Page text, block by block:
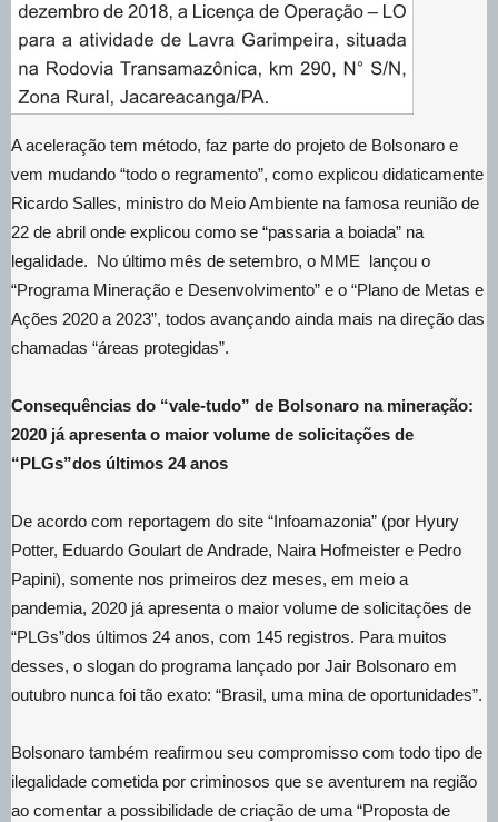
A aceleração tem método, faz parte do projeto de Bolsonaro e
vem mudando “todo o regramento”, como explicou didaticamente
Ricardo Salles, ministro do Meio Ambiente na famosa reunião de
22 de abril onde explicou como se “passaria a boiada” na
legalidade. No último mês de setembro, o MME lançou o
“Programa Mineração e Desenvolvimento” e o “Plano de Metas e
Ações 2020 a 2023”, todos avançando ainda mais na direção das
chamadas “áreas protegidas”.
Consequências do “vale-tudo” de Bolsonaro na mineração:
2020 já apresenta o maior volume de solicitações de
“PLGs”dos últimos 24 anos
De acordo com reportagem do site “Infoamazonia” (por Hyury
Potter, Eduardo Goulart de Andrade, Naira Hofmeister e Pedro
Papini), somente nos primeiros dez meses, em meio a
pandemia, 2020 já apresenta o maior volume de solicitações de
“PLGs”dos últimos 24 anos, com 145 registros. Para muitos
desses, o slogan do programa lançado por Jair Bolsonaro em
outubro nunca foi tão exato: “Brasil, uma mina de oportunidades”.
Bolsonaro também reafirmou seu compromisso com todo tipo de
ilegalidade cometida por criminosos que se aventurem na região
ao comentar a possibilidade de criação de uma “Proposta de